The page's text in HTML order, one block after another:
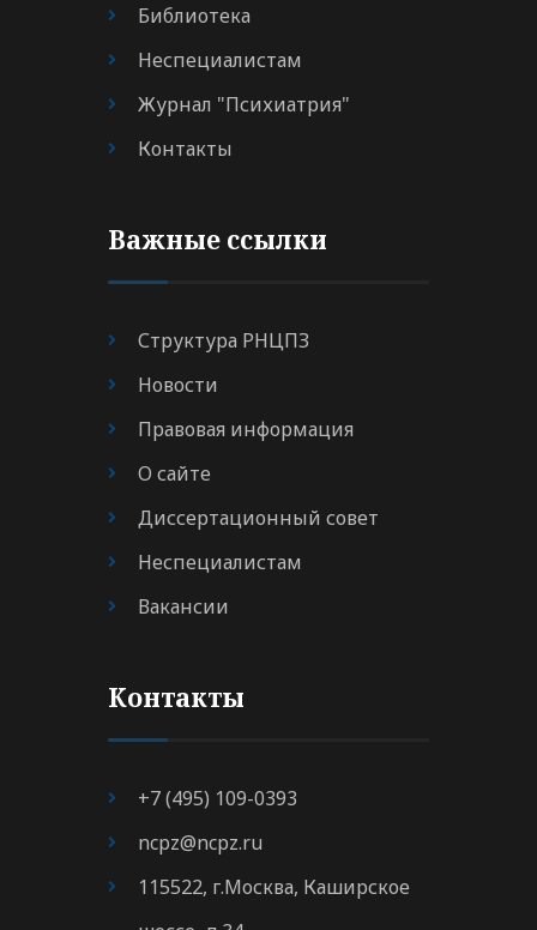
Библиотека
Неспециалистам
Журнал "Психиатрия"
Контакты
Важные ссылки
Структура РНЦПЗ
Новости
Правовая информация
О сайте
Диссертационный совет
Неспециалистам
Вакансии
Контакты
+7 (495) 109-0393
ncpz@ncpz.ru
115522, г.Москва, Каширское